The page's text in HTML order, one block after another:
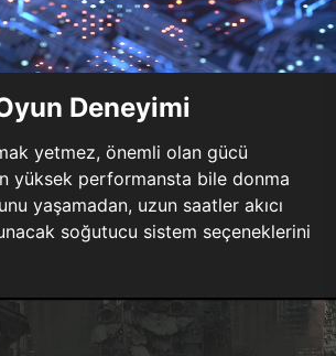
Deneyimi
yetmez, önemli olan gücü
yüksek performansta bile donma
yaşamadan, uzun saatler akıcı
soğutucu sistem seçeneklerini